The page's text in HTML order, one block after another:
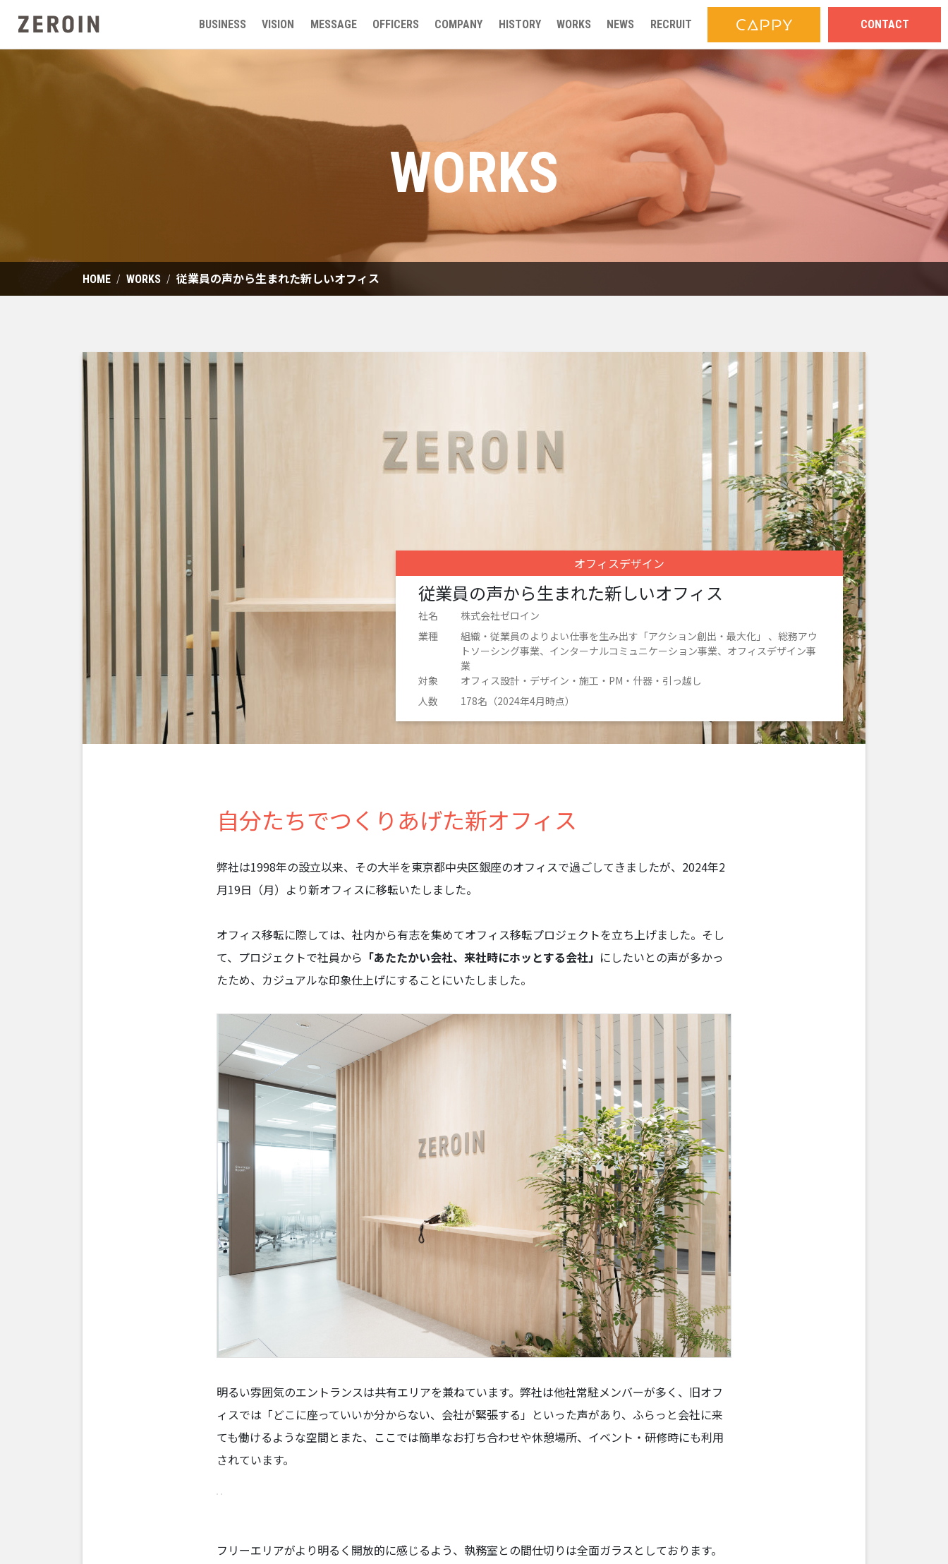
BUSINESS VISION MESSAGE OFFICERS COMPANY HISTORY WORKS NEWS RECRUIT CONTACT
WORKS
HOME WORKS 従業員の声から生まれた新しいオフィス
オフィスデザイン
従業員の声から生まれた新しいオフィス
社名
株式会社ゼロイン
業種
組織・従業員のよりよい仕事を生み出す「アクション創出・最大化」 、総務アウ
トソーシング事業、インターナルコミュニケーション事業、オフィスデザイン事
業
対象
オフィス設計・デザイン・施工・PM・什器・引っ越し
人数
178名（2024年4月時点）
自分たちでつくりあげた新オフィス
弊社は1998年の設立以来、その大半を東京都中央区銀座のオフィスで過ごしてきましたが、2024年2
月19日（月）より新オフィスに移転いたしました。
オフィス移転に際しては、社内から有志を集めてオフィス移転プロジェクトを立ち上げました。そし
て、プロジェクトで社員から 「あたたかい会社、来社時にホッとする会社」 にしたいとの声が多かっ
たため、カジュアルな印象仕上げにすることにいたしました。
明るい雰囲気のエントランスは共有エリアを兼ねています。弊社は他社常駐メンバーが多く、旧オフ
ィスでは「どこに座っていいか分からない、会社が緊張する」といった声があり、ふらっと会社に来
ても働けるような空間とまた、ここでは簡単なお打ち合わせや休憩場所、イベント・研修時にも利用
されています。
フリーエリアがより明るく開放的に感じるよう、執務室との間仕切りは全面ガラスとしております。